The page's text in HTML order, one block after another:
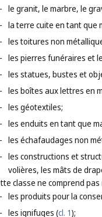
- le granit, le marbre, le
- la terre cuite en tant que
- les toitures non
- les pierres funéraires et
- les statues, bustes et
- les boîtes aux lettres en
- les géotextiles;
- les enduits en tant que
- les échafaudages non
- les constructions et
volières, les mâts de
classe ne comprend
- les produits pour la
- les ignifuges (cl. 1);